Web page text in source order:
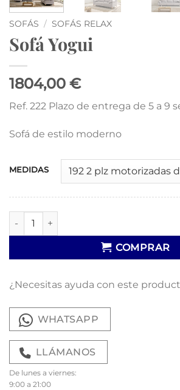
SOFÁS / SOFÁS RELAX
Sofá Yogui
1804,00 €
Ref. 222 Plazo de entrega de 5 a 9
Sofá de estilo moderno
MEDIDAS
Sofá Yogui cantidad
COMPRAR
¿Necesitas ayuda con este
WHATSAPP
LLÁMANOS
De lunes a viernes:
9:00 a 21:00